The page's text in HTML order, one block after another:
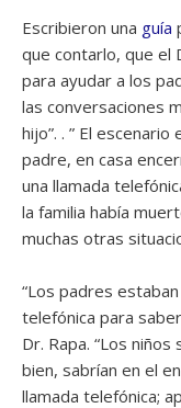
Escribieron una guía
que contarlo, que el
para ayudar a los
las conversaciones
hijo”. . ” El
padre, en casa
una llamada
la familia había
muchas otras
“Los padres
telefónica para
Dr. Rapa. “Los
bien, sabrían en el
llamada telefónica;